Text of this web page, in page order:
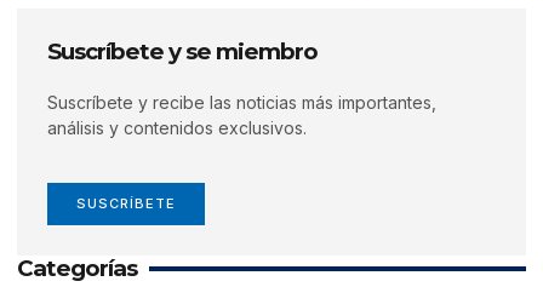
Suscríbete y se miembro
Suscríbete y recibe las noticias más importantes,
análisis y contenidos exclusivos.
SUSCRÍBETE
Categorías